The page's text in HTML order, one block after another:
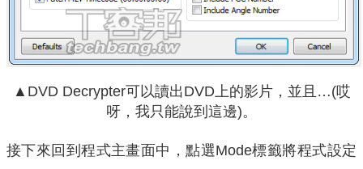
▲DVD Decrypter可以讀出DVD上的影片，並且…(哎
呀，我只能說到這邊)。
接下來回到程式主畫面中，點選Mode標籤將程式設定